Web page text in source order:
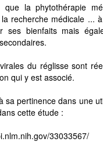
que la phytothérapie
recherche médicale ...
ses bienfaits mais
du réglisse sont
qui y est associé.
sa pertinence dans une
cette étude :
33033567/